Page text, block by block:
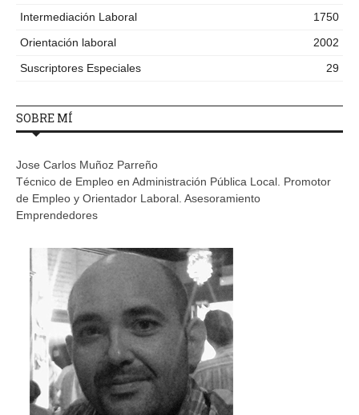
Intermediación Laboral
1750
Orientación laboral
2002
Suscriptores Especiales
29
SOBRE MÍ
Jose Carlos Muñoz Parreño
Técnico de Empleo en Administración Pública Local. Promotor
de Empleo y Orientador Laboral. Asesoramiento
Emprendedores